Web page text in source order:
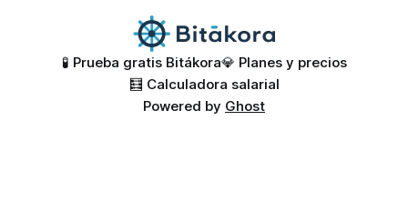
🧪 Prueba gratis Bitákora💎 Planes y precios
🧮 Calculadora salarial
Powered by Ghost